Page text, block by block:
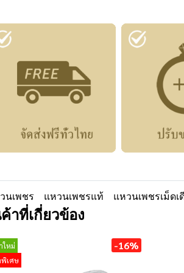
นเพชร แหวนเพชรแท้ แหวนเพชรเม็ดเ
าที่เกี่ยวข้อง
ใหม่
พิเศษ
-16%